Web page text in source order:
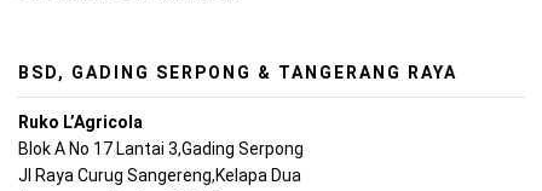
BSD, GADING SERPONG & TANGERANG RAYA
Ruko L’Agricola
Blok A No 17 Lantai 3,Gading Serpong
Jl Raya Curug Sangereng,Kelapa Dua